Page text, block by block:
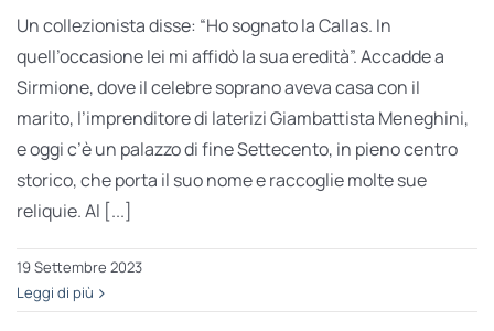
Un collezionista disse: “Ho sognato la Callas. In
quell’occasione lei mi affidò la sua eredità”. Accadde a
Sirmione, dove il celebre soprano aveva casa con il
marito, l’imprenditore di laterizi Giambattista Meneghini,
e oggi c’è un palazzo di fine Settecento, in pieno centro
storico, che porta il suo nome e raccoglie molte sue
reliquie. Al [...]
19 Settembre 2023
Leggi di più